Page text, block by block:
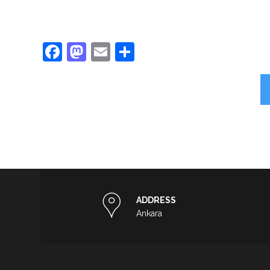
Facebook
Mastodon
Email
ADDRESS
Ankara